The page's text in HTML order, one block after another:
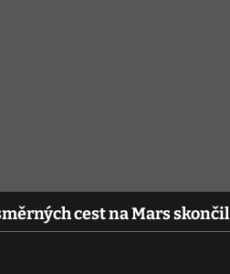
cest na Mars skončil